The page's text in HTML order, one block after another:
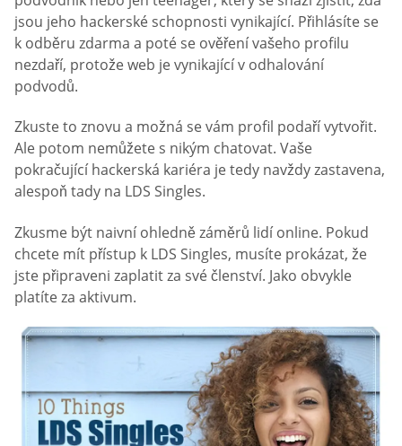
jsou jeho hackerské schopnosti vynikající. Přihlásíte se
k odběru zdarma a poté se ověření vašeho profilu
nezdaří, protože web je vynikající v odhalování
podvodů.
Zkuste to znovu a možná se vám profil podaří vytvořit.
Ale potom nemůžete s nikým chatovat. Vaše
pokračující hackerská kariéra je tedy navždy zastavena,
alespoň tady na LDS Singles.
Zkusme být naivní ohledně záměrů lidí online. Pokud
chcete mít přístup k LDS Singles, musíte prokázat, že
jste připraveni zaplatit za své členství. Jako obvykle
platíte za aktivum.